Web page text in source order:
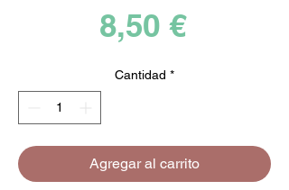
8,50 €Precio
Cantidad *
Agregar al carrito